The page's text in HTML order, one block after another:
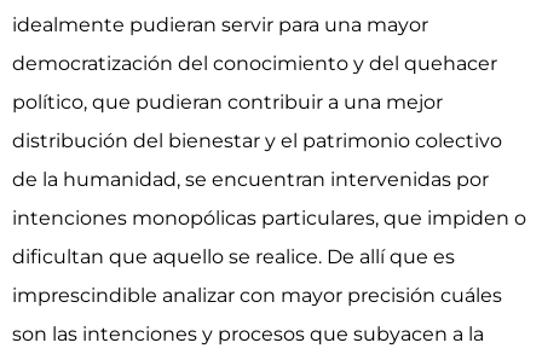
idealmente pudieran servir para una mayor
democratización del conocimiento y del quehacer
político, que pudieran contribuir a una mejor
distribución del bienestar y el patrimonio colectivo
de la humanidad, se encuentran intervenidas por
intenciones monopólicas particulares, que impiden o
dificultan que aquello se realice. De allí que es
imprescindible analizar con mayor precisión cuáles
son las intenciones y procesos que subyacen a la